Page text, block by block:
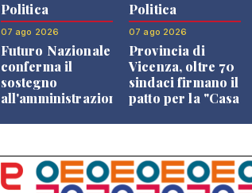
Politica
07 ago 2026
Futuro Nazionale
conferma il
sostegno
all'amministrazione
Politica
07 ago 2026
Provincia di
Vicenza, oltre 70
sindaci firmano il
patto per la "Casa